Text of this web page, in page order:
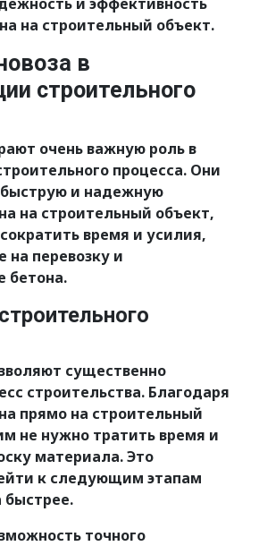
на строительный объект.
в
строительного
очень важную роль в
процесса. Они
и надежную
на строительный объект,
время и усилия,
на перевозку и
бетона.
существенно
строительства. Благодаря
прямо на строительный
не нужно тратить время и
материала. Это
к следующим этапам
быстрее.
точного